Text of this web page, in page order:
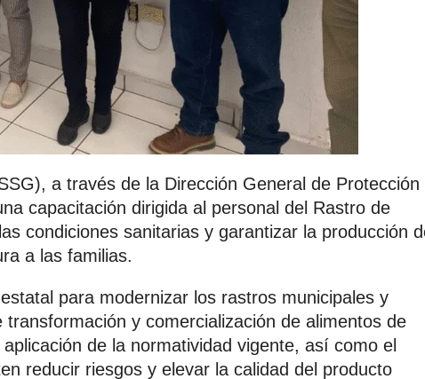
a través de la Dirección General de Protección
capacitación dirigida al personal del Rastro de
condiciones sanitarias y garantizar la producción
a las familias.
para modernizar los rastros municipales y
y comercialización de alimentos de
de la normatividad vigente, así como el
reducir riesgos y elevar la calidad del producto